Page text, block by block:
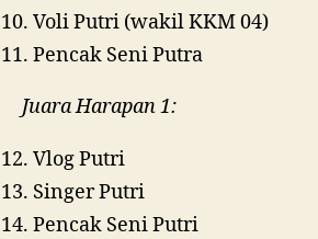
Voli Putri (wakil KKM 04)
Pencak Seni Putra
Juara Harapan 1:
Vlog Putri
Singer Putri
Pencak Seni Putri